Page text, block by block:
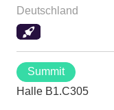
Deutschland
Summit
Halle B1.C305